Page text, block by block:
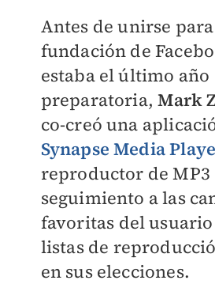
Antes de unirse
fundación de
estaba el último año
preparatoria,Mark
co-creó una
Synapse Media
reproductor de MP3
seguimiento a las
favoritas del
listas de
en sus elecciones.